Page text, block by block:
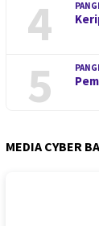
4
5
MEDIA CYBER